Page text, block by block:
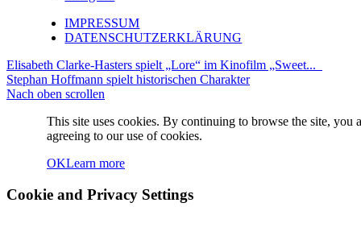
IMPRESSUM
DATENSCHUTZERKLÄRUNG
Elisabeth Clarke-Hasters spielt „Lore“ im Kinofilm „Sweet...
Stephan Hoffmann spielt historischen Charakter
Nach oben scrollen
This site uses cookies. By continuing to browse the site, you
agreeing to our use of cookies.
OKLearn more
Cookie and Privacy Settings